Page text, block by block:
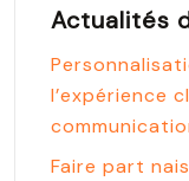
Actualités
l’expérience
Faire part